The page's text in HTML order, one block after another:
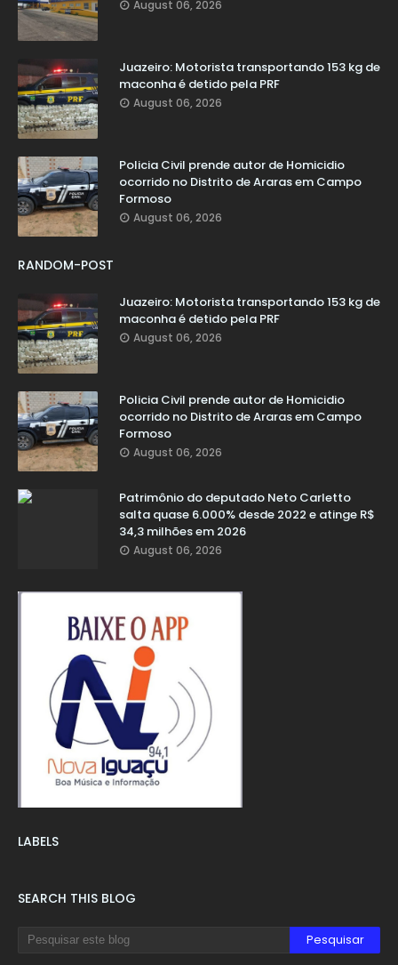
August 06, 2026
Juazeiro: Motorista transportando 153 kg de
maconha é detido pela PRF
August 06, 2026
Policia Civil prende autor de Homicidio
ocorrido no Distrito de Araras em Campo
Formoso
August 06, 2026
RANDOM-POST
Juazeiro: Motorista transportando 153 kg de
maconha é detido pela PRF
August 06, 2026
Policia Civil prende autor de Homicidio
ocorrido no Distrito de Araras em Campo
Formoso
August 06, 2026
Patrimônio do deputado Neto Carletto
salta quase 6.000% desde 2022 e atinge R$
34,3 milhões em 2026
August 06, 2026
LABELS
SEARCH THIS BLOG